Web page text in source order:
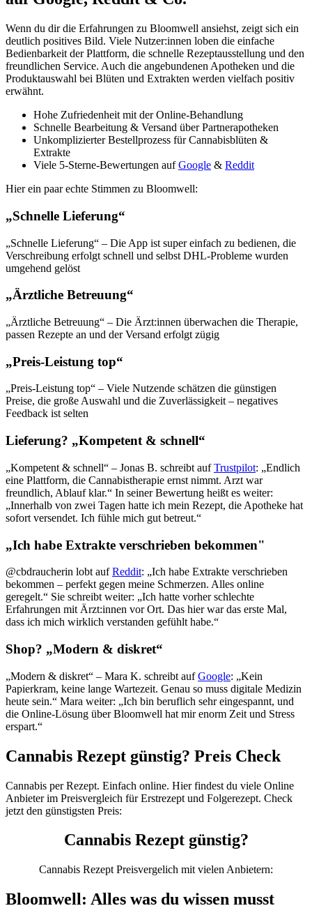
Wenn du dir die Erfahrungen zu Bloomwell ansiehst, zeigt sich ein
deutlich positives Bild. Viele Nutzer:innen loben die einfache
Bedienbarkeit der Plattform, die schnelle Rezeptausstellung und den
freundlichen Service. Auch die angebundenen Apotheken und die
Produktauswahl bei Blüten und Extrakten werden vielfach positiv
erwähnt.
Hohe Zufriedenheit mit der Online-Behandlung
Schnelle Bearbeitung & Versand über Partnerapotheken
Unkomplizierter Bestellprozess für Cannabisblüten &
Extrakte
Viele 5-Sterne-Bewertungen aufGoogle & Reddit
Hier ein paar echte Stimmen zu Bloomwell:
„Schnelle Lieferung“
„Schnelle Lieferung“ – Die App ist super einfach zu bedienen, die
Verschreibung erfolgt schnell und selbst DHL‑Probleme wurden
umgehend gelöst
„Ärztliche Betreuung“
„Ärztliche Betreuung“ – Die Ärzt:innen überwachen die Therapie,
passen Rezepte an und der Versand erfolgt zügig
„Preis-Leistung top“
„Preis-Leistung top“ – Viele Nutzende schätzen die günstigen
Preise, die große Auswahl und die Zuverlässigkeit – negatives
Feedback ist selten
Lieferung? „Kompetent & schnell“
„Kompetent & schnell“ – Jonas B. schreibt aufTrustpilot: „Endlich
eine Plattform, die Cannabistherapie ernst nimmt. Arzt war
freundlich, Ablauf klar.“ In seiner Bewertung heißt es weiter:
„Innerhalb von zwei Tagen hatte ich mein Rezept, die Apotheke hat
sofort versendet. Ich fühle mich gut betreut.“
„Ich habe Extrakte verschrieben bekommen"
@cbdraucherin lobt aufReddit: „Ich habe Extrakte verschrieben
bekommen – perfekt gegen meine Schmerzen. Alles online
geregelt.“ Sie schreibt weiter: „Ich hatte vorher schlechte
Erfahrungen mit Ärzt:innen vor Ort. Das hier war das erste Mal,
dass ich mich wirklich verstanden gefühlt habe.“
Shop? „Modern & diskret“
„Modern & diskret“ – Mara K. schreibt aufGoogle: „Kein
Papierkram, keine lange Wartezeit. Genau so muss digitale Medizin
heute sein.“ Mara weiter: „Ich bin beruflich sehr eingespannt, und
die Online-Lösung über Bloomwell hat mir enorm Zeit und Stress
erspart.“
Cannabis Rezept günstig? Preis Check
Cannabis per Rezept. Einfach online. Hier findest du viele Online
Anbieter im Preisvergleich für Erstrezept und Folgerezept. Check
jetzt den günstigsten Preis:
Cannabis Rezept günstig?
Cannabis Rezept Preisvergelich mit vielen Anbietern:
Bloomwell: Alles was du wissen musst